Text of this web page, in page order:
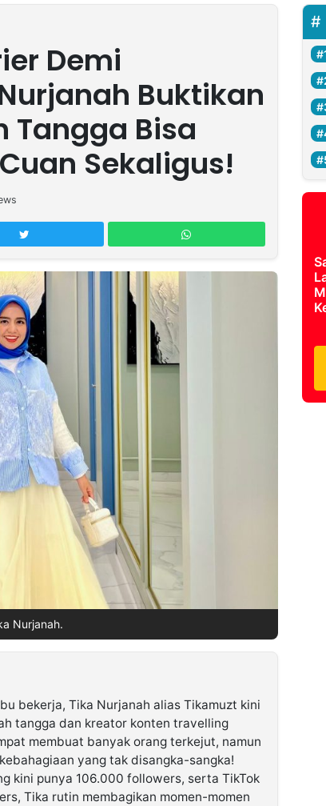
Demi
Buktikan
Tangga Bisa
Sekaligus!
Nurjanah.
bekerja, Tika Nurjanah alias Tikamuzt kini
tangga dan kreator konten travelling
membuat banyak orang terkejut, namun
yang tak disangka-sangka!
kini punya 106.000 followers, serta TikTok
Tika rutin membagikan momen-momen